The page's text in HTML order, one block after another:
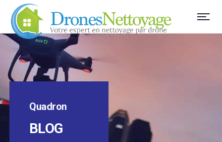
Quadron
BLOG